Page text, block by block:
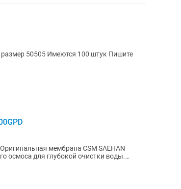
50505 Имеются 100 штук Пишите
мембрана CSM SAEHAN
осмоса для глубокой очистки воды.